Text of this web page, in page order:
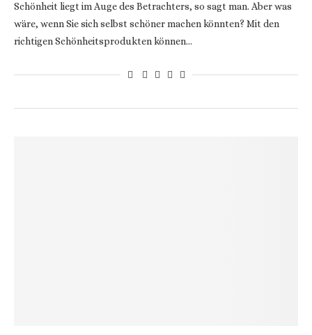
Schönheit liegt im Auge des Betrachters, so sagt man. Aber was
wäre, wenn Sie sich selbst schöner machen könnten? Mit den
richtigen Schönheitsprodukten können…